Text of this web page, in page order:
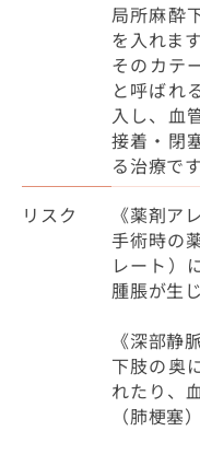
局所麻酔
を入れます
そのカテ
と呼ばれ
入し、血
接着・閉
る治療です
リスク
《薬剤ア
手術時の
レート）
腫脹が生
《深部静
下肢の奥
れたり、
（肺梗塞